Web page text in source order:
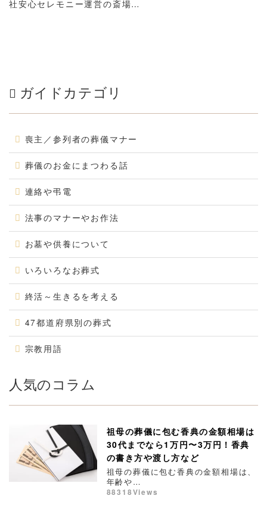
社安心セレモニー運営の斎場…
ガイドカテゴリ
喪主／参列者の葬儀マナー
葬儀のお金にまつわる話
連絡や弔電
法事のマナーやお作法
お墓や供養について
いろいろなお葬式
終活～生きるを考える
47都道府県別の葬式
宗教用語
人気のコラム
祖母の葬儀に包む香典の金額相場は
30代までなら1万円〜3万円！香典
の書き方や渡し方など
祖母の葬儀に包む香典の金額相場は、
年齢や…
88318Views